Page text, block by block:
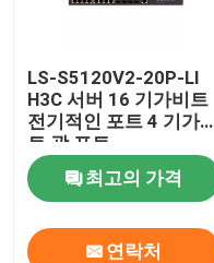
LS-S5120V2-20P-LI
H3C 서버 16 기가비트
전기적인 포트 4 기가비
트 광 포트
최고의 가격
연락처